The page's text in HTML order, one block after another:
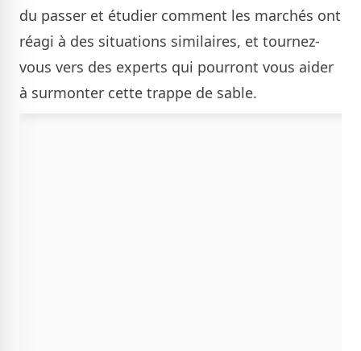
du passer et étudier comment les marchés ont
réagi à des situations similaires, et tournez-
vous vers des experts qui pourront vous aider
à surmonter cette trappe de sable.